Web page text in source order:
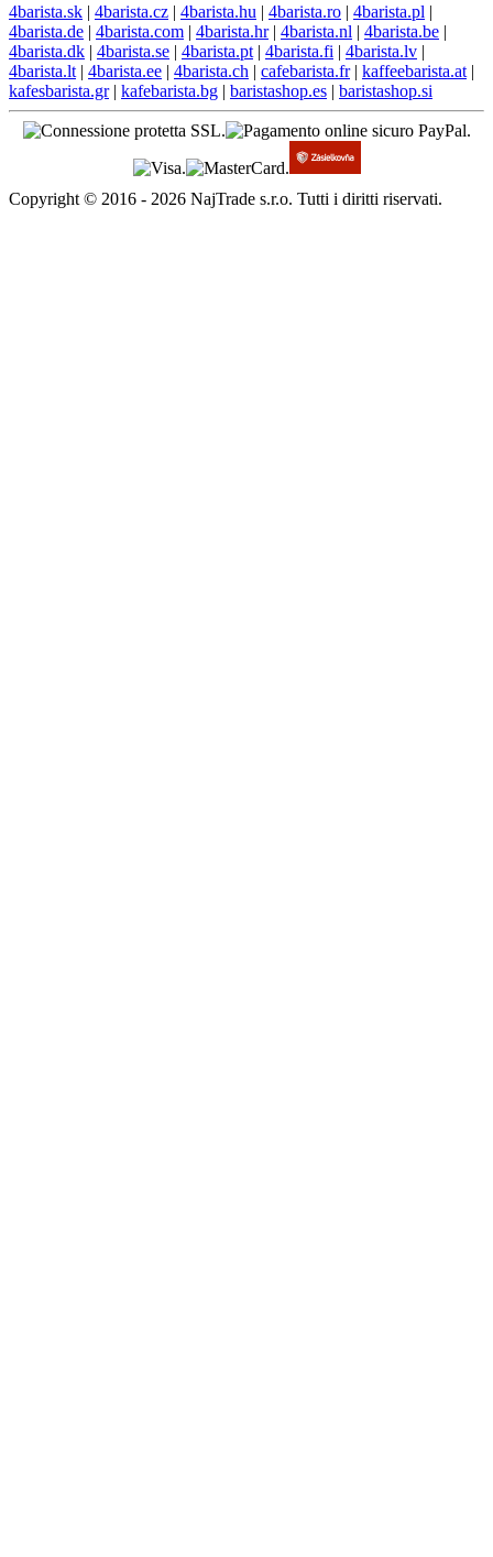
4barista.sk | 4barista.cz | 4barista.hu | 4barista.ro | 4barista.pl |
4barista.de | 4barista.com | 4barista.hr| 4barista.nl | 4barista.be |
4barista.dk | 4barista.se | 4barista.pt | 4barista.fi | 4barista.lv |
4barista.lt | 4barista.ee | 4barista.ch | cafebarista.fr| kaffeebarista.at |
kafesbarista.gr| kafebarista.bg | baristashop.es | baristashop.si
Copyright © 2016 - 2026 NajTrade s.r.o. Tutti i diritti riservati.